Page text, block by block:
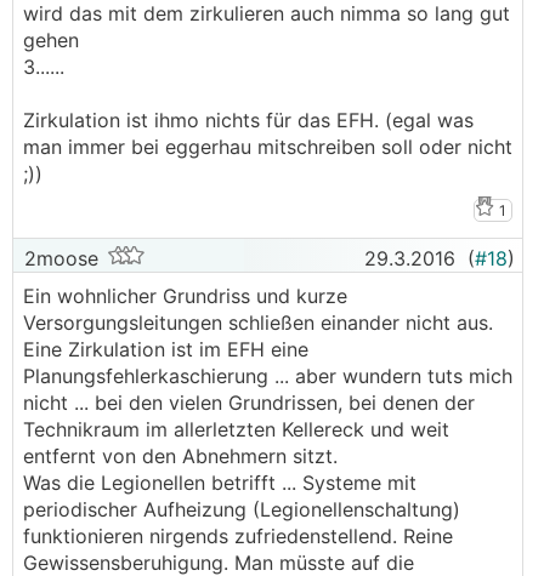
wird das mit dem zirkulieren auch nimma so lang gut
gehen
3......
Zirkulation ist ihmo nichts für das EFH. (egal was
man immer bei eggerhau mitschreiben soll oder nicht
;))
1
2moose 29.3.2016 (#18)
Ein wohnlicher Grundriss und kurze
Versorgungsleitungen schließen einander nicht aus.
Eine Zirkulation ist im EFH eine
Planungsfehlerkaschierung ... aber wundern tuts mich
nicht ... bei den vielen Grundrissen, bei denen der
Technikraum im allerletzten Kellereck und weit
entfernt von den Abnehmern sitzt.
Was die Legionellen betrifft ... Systeme mit
periodischer Aufheizung (Legionellenschaltung)
funktionieren nirgends zufriedenstellend. Reine
Gewissensberuhigung. Man müsste auf die